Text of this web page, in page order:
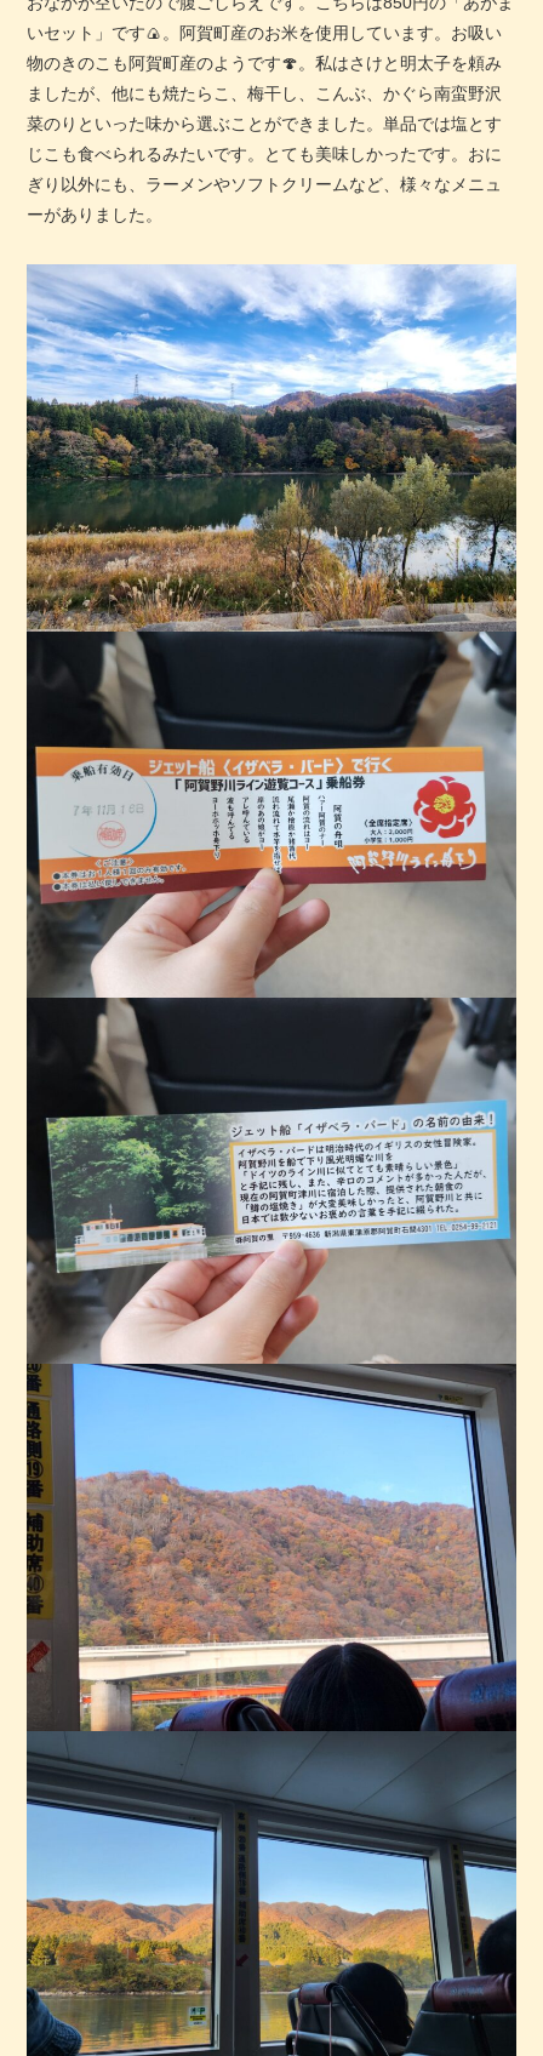
いセット」です🍙。阿賀町産のお米を使用しています。お吸い
物のきのこも阿賀町産のようです🍄。私はさけと明太子を頼み
ましたが、他にも焼たらこ、梅干し、こんぶ、かぐら南蛮野沢
菜のりといった味から選ぶことができました。単品では塩とす
じこも食べられるみたいです。とても美味しかったです。おに
ぎり以外にも、ラーメンやソフトクリームなど、様々なメニュ
ーがありました。